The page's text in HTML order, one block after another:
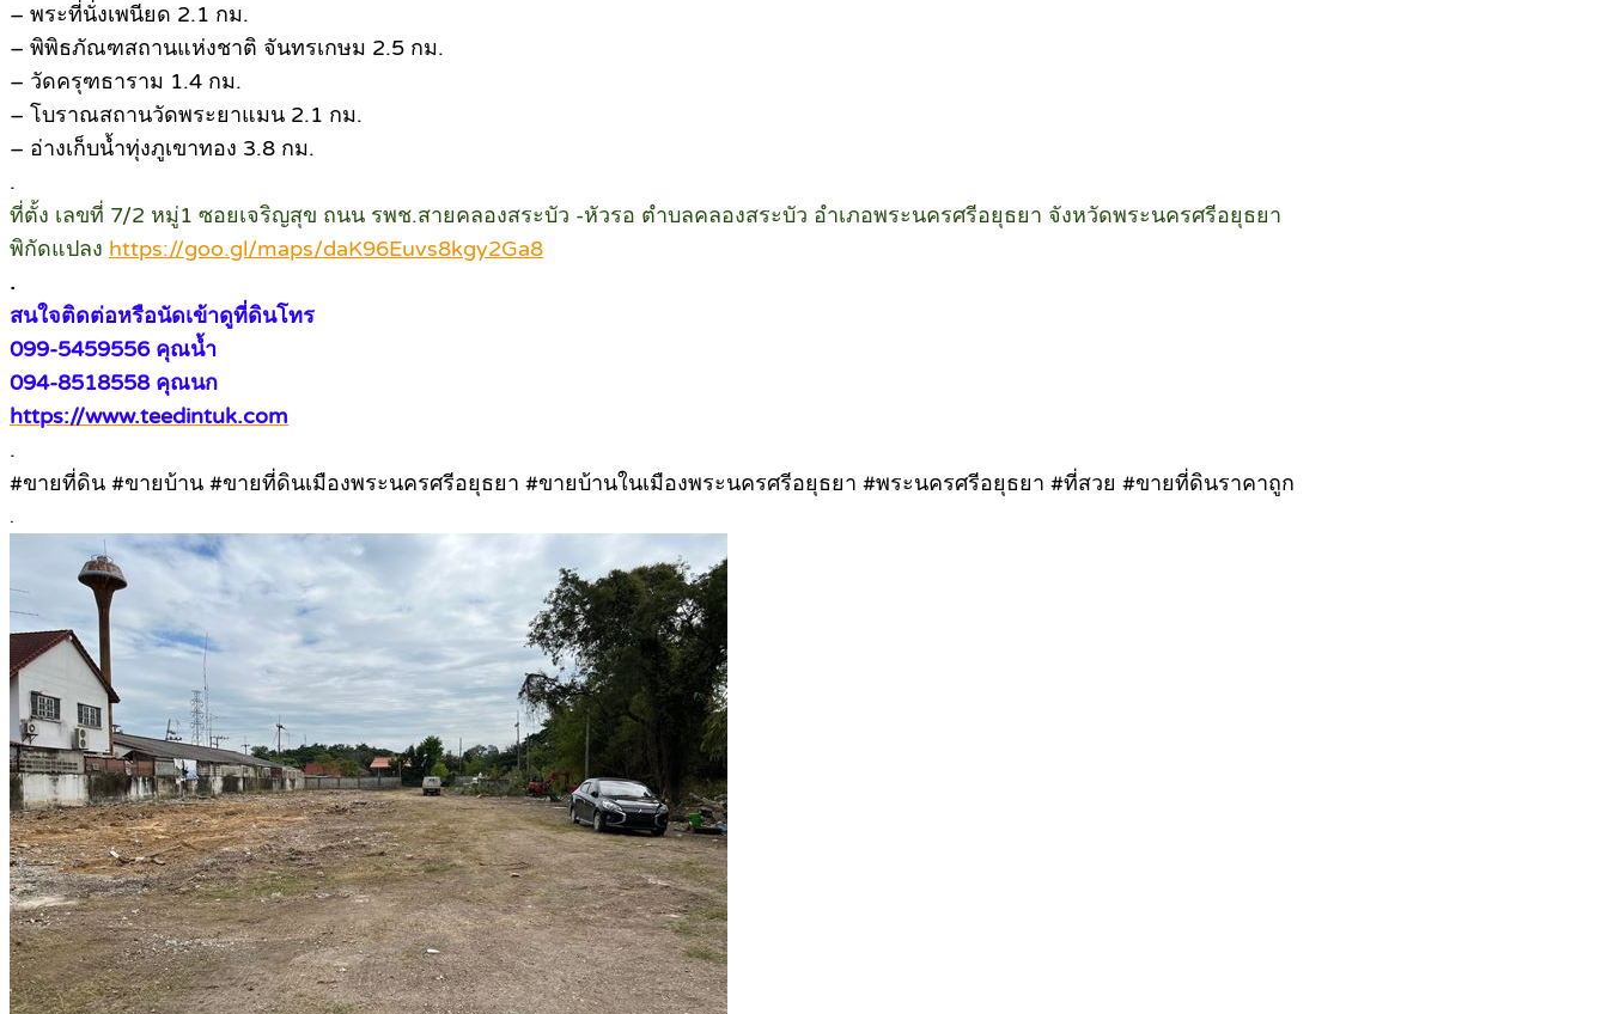
– พระที่นั่งเพนียด 2.1 กม.
– พิพิธภัณฑสถานแห่งชาติ จันทรเกษม 2.5 กม.
– วัดครุฑธาราม 1.4 กม.
– โบราณสถานวัดพระยาแมน 2.1 กม.
– อ่างเก็บน้ำทุ่งภูเขาทอง 3.8 กม.
.
ที่ตั้ง เลขที่ 7/2 หมู่1 ซอยเจริญสุข ถนน รพช.สายคลองสระบัว -หัวรอ ตำบลคลองสระบัว อำเภอพระนครศรีอยุธยา จังหวัดพระนครศรีอยุธยา
พิกัดแปลง https://goo.gl/maps/daK96Euvs8kgy2Ga8
.
สนใจติดต่อหรือนัดเข้าดูที่ดินโทร
099-5459556 คุณน้ำ
094-8518558 คุณนก
https://www.teedintuk.com
.
#ขายที่ดิน #ขายบ้าน #ขายที่ดินเมืองพระนครศรีอยุธยา #ขายบ้านในเมืองพระนครศรีอยุธยา #พระนครศรีอยุธยา #ที่สวย #ขายที่ดินราคาถูก
.